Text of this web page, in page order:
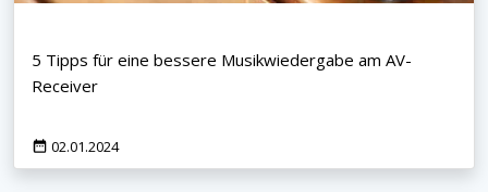
5 Tipps für eine bessere Musikwiedergabe am AV-
Receiver
02.01.2024